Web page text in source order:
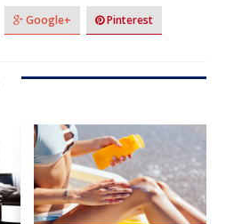
Google+ Pinterest